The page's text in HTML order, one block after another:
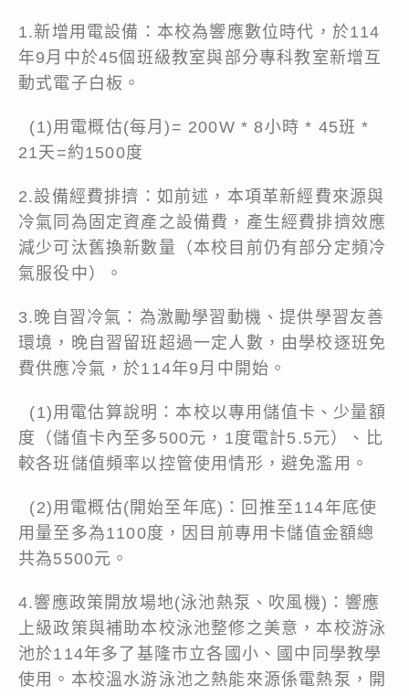
1.新增用電設備：本校為響應數位時代，於114
年9月中於45個班級教室與部分專科教室新增互
動式電子白板。
(1)用電概估(每月)= 200W * 8小時 * 45班 *
21天=約1500度
2.設備經費排擠：如前述，本項革新經費來源與
冷氣同為固定資產之設備費，產生經費排擠效應
減少可汰舊換新數量（本校目前仍有部分定頻冷
氣服役中）。
3.晚自習冷氣：為激勵學習動機、提供學習友善
環境，晚自習留班超過一定人數，由學校逐班免
費供應冷氣，於114年9月中開始。
(1)用電估算說明：本校以專用儲值卡、少量額
度（儲值卡內至多500元，1度電計5.5元）、比
較各班儲值頻率以控管使用情形，避免濫用。
(2)用電概估(開始至年底)：回推至114年底使
用量至多為1100度，因目前專用卡儲值金額總
共為5500元。
4.響應政策開放場地(泳池熱泵、吹風機)：響應
上級政策與補助本校泳池整修之美意，本校游泳
池於114年多了基隆市立各國小、國中同學教學
使用。本校溫水游泳池之熱能來源係電熱泵，開